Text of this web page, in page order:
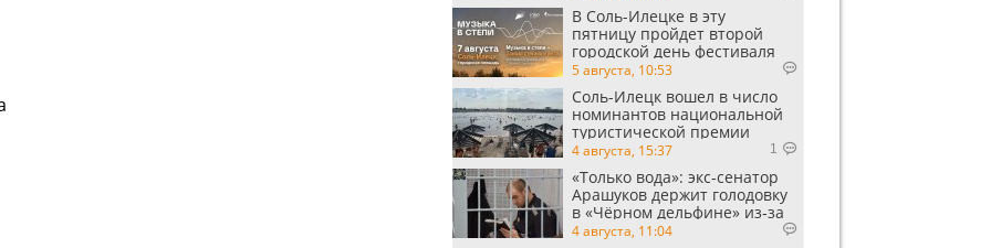
В Соль-Илецке в эту
пятницу пройдет второй
городской день фестиваля
«Музыка в степи»
5 августа, 10:53
Соль-Илецк вошел в число
номинантов национальной
туристической премии
Russian Traveler Awards
4 августа, 15:37 1
«Только вода»: экс‑сенатор
Арашуков держит голодовку
в «Чёрном дельфине» из‑за
духоты на рабочем месте
4 августа, 11:04